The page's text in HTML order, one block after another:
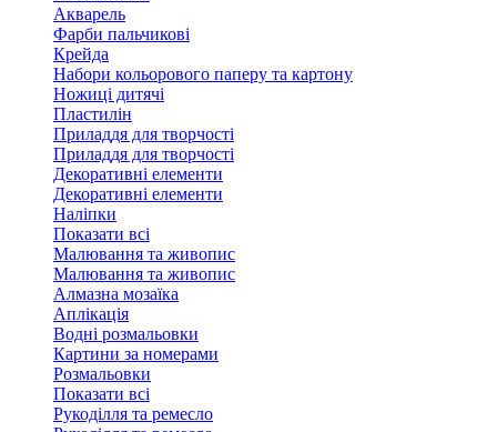
Акварель
Фарби пальчикові
Крейда
Набори кольорового паперу та картону
Ножиці дитячі
Пластилін
Приладдя для творчості
Приладдя для творчості
Декоративні елементи
Декоративні елементи
Налiпки
Показати всі
Малювання та живопис
Малювання та живопис
Алмазна мозаїка
Аплікація
Водні розмальовки
Картини за номерами
Розмальовки
Показати всі
Рукоділля та ремесло